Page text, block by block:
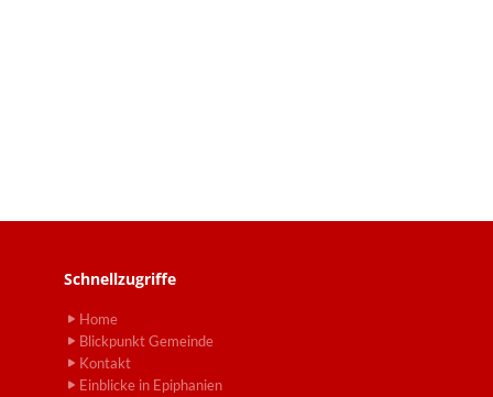
Schnellzugriffe
Home
Blickpunkt Gemeinde
Kontakt
Einblicke in Epiphanien